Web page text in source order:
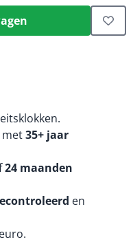
met35+ jaar
24 maanden
en